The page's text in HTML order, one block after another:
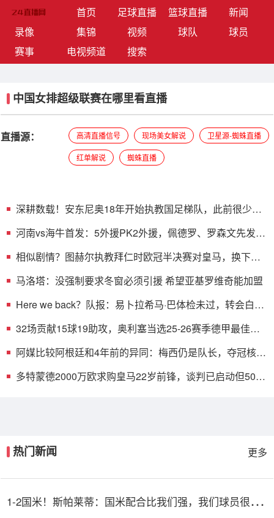
首页(current)足球直播 篮球直播
新闻
录像
集锦 视频 球队
球员
赛事
电视频道 搜索
中国女排超级联赛在哪里看直播
直播源： 高清直播信号 现场美女解说 卫星源-蜘蛛直播
红单解说 蜘蛛直播
深耕数载！安东尼奥18年开始执教国足梯队，此前很少担
河南vs海牛首发：5外援PK2外援，佩德罗、罗森文先发，
相似剧情？图赫尔执教拜仁时欧冠半决赛对皇马，换下凯
马洛塔：没强制要求冬窗必须引援 希望亚基罗维奇能加盟
Here we back？队报：易卜拉希马·巴体检未过，转会白堡
32场贡献15球19助攻，奥利塞当选25-26赛季德甲最佳球
阿媒比较阿根廷和4年前的异同：梅西仍是队长，夺冠核心
多特蒙德2000万欧求购皇马22岁前锋，谈判已启动但5000
热门新闻 更多
1-2国米！斯帕莱蒂：国米配合比我们强，我们球员很棒